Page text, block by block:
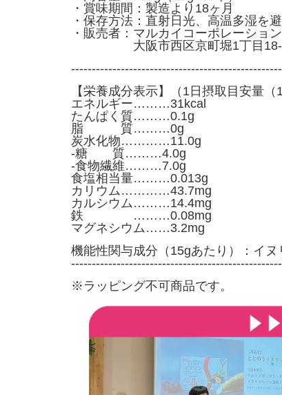
・賞味期間：製造より18ヶ月
・保存方法：直射日光、高温多湿を
・販売者：マルカイコーポレーション
大阪市西区京町堀1丁目18-
【栄養成分表示】（1日摂取目安量（
エネルギー………31kcal
たんぱく質………0.1g
脂 質………0g
炭水化物…………11.0g
-糖 質………4.0g
-食物繊維………7.0g
食塩相当量………0.013g
カリウム…………43.7mg
カルシウム………14.4mg
鉄 ………0.08mg
マグネシウム……3.2mg
機能性関与成分（15gあたり）：イヌ
※ラッピング不可商品です。